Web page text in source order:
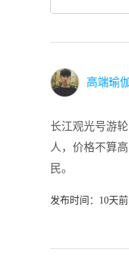
高端瑜
长江观光号游
人，价格不算
民。
发布时间：10天前